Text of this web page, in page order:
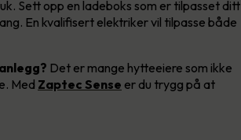
Sett opp en ladeboks som er tilpasset ditt
En kvalifisert elektriker vil tilpasse både
Det er mange hytteeiere som ikke
Med Zaptec Sense er du trygg på at